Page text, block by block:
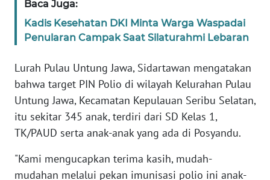
Baca Juga:
Kadis Kesehatan DKI Minta Warga Waspadai
Penularan Campak Saat Silaturahmi Lebaran
Lurah Pulau Untung Jawa, Sidartawan mengatakan
bahwa target PIN Polio di wilayah Kelurahan Pulau
Untung Jawa, Kecamatan Kepulauan Seribu Selatan,
itu sekitar 345 anak, terdiri dari SD Kelas 1,
TK/PAUD serta anak-anak yang ada di Posyandu.
"Kami mengucapkan terima kasih, mudah-
mudahan melalui pekan imunisasi polio ini anak-
SULTENG
WN
WN
BABEL
WN
SUMBAR
WN